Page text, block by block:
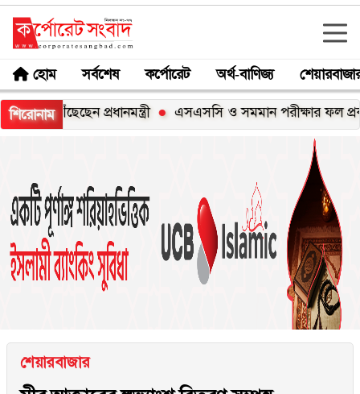
হোম সর্বশেষ কর্পোরেট অর্থ-বাণিজ্য
শিরোনাম
পৌঁছেছেন প্রধানমন্ত্রী এসএসসি ও সমমান পরীক্ষার ফল প্রকাশ
শেয়ারবাজার